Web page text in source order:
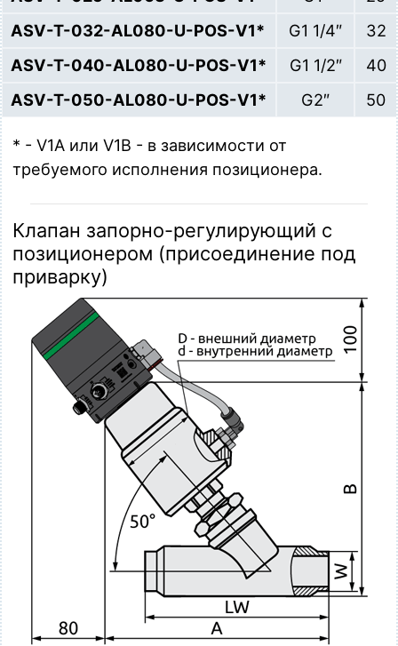
ASV-T-032-AL080-U-POS-V1*
G1 1/4″
32
ASV-T-040-AL080-U-POS-V1*
G1 1/2″
40
ASV-T-050-AL080-U-POS-V1*
G2″ 50
* - V1A или V1B - в зависимости от
требуемого исполнения позиционера.
Клапан запорно-регулирующий с
позиционером (присоединение под
приварку)